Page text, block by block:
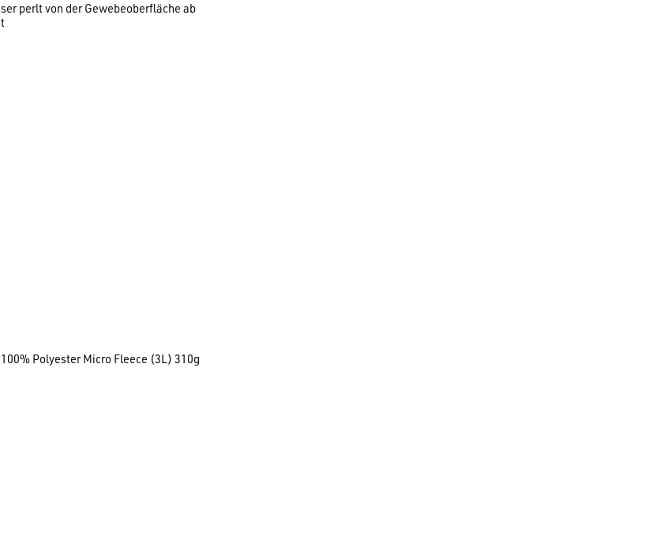
perlt von der Gewebeoberfläche ab
Polyester Micro Fleece (3L) 310g